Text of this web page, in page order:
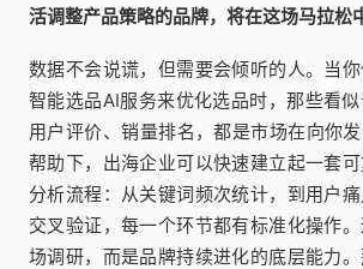
活调整产品策略的品牌，将在这场马拉松
数据不会说谎，但需要会倾听的人。当
智能选品AI服务来优化选品时，那些看似
用户评价、销量排名，都是市场在向你
帮助下，出海企业可以快速建立起一套
分析流程：从关键词频次统计，到用户
交叉验证，每一个环节都有标准化操作
场调研，而是品牌持续进化的底层能力